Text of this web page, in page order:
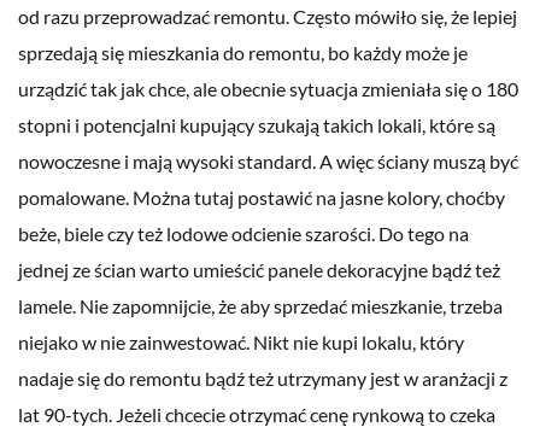
od razu przeprowadzać remontu. Często mówiło się, że lepiej
sprzedają się mieszkania do remontu, bo każdy może je
urządzić tak jak chce, ale obecnie sytuacja zmieniała się o 180
stopni i potencjalni kupujący szukają takich lokali, które są
nowoczesne i mają wysoki standard. A więc ściany muszą być
pomalowane. Można tutaj postawić na jasne kolory, choćby
beże, biele czy też lodowe odcienie szarości. Do tego na
jednej ze ścian warto umieścić panele dekoracyjne bądź też
lamele. Nie zapomnijcie, że aby sprzedać mieszkanie, trzeba
niejako w nie zainwestować. Nikt nie kupi lokalu, który
nadaje się do remontu bądź też utrzymany jest w aranżacji z
lat 90-tych. Jeżeli chcecie otrzymać cenę rynkową to czeka